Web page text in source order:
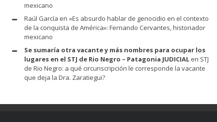
mexicano
Raúl García en «Es absurdo hablar de genocidio en el contexto
de la conquista de América»: Fernando Cervantes, historiador
mexicano
Se sumaría otra vacante y más nombres para ocupar los
lugares en el STJ de Rio Negro – Patagonia JUDICIAL en STJ
de Rio Negro: a qué circunscripción le corresponde la vacante
que deja la Dra. Zaratiegui?